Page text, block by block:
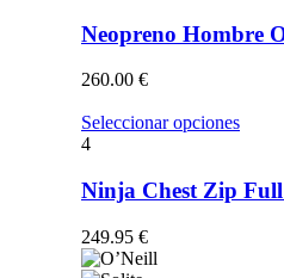
se
pueden
en
la
Neopreno Hombre
260.00 €
Seleccionar opcionesEste
4
Ninja Chest Zip
249.95 €